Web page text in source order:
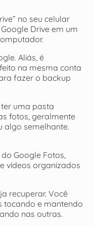
no seu celular
Drive em um
Aliás, é
na mesma conta
fazer o backup
uma pasta
fotos, geralmente
algo semelhante.
Google Fotos,
vídeos organizados
recuperar. Você
tocando e mantendo
nas outras.